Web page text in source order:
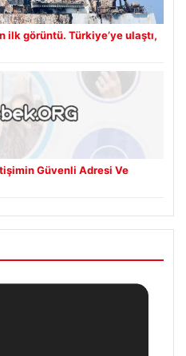
ilk görüntü. Türkiye’ye ulaştı,
Güvenli Adresi Ve